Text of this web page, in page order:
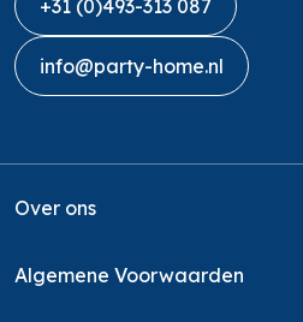
+31 (0)493-313 087
info@party-home.nl
Over ons
Algemene Voorwaarden